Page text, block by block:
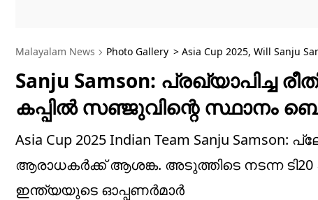
Malayalam News Photo Gallery > Asia Cup 2025, Will Sanju
Sanju Samson:
കപ്പില്‍ സഞ്ജുവിന്റെ സ്ഥാനം
Asia Cup 2025 Indian Team Sanju
ആരാധകര്‍ക്ക് ആശങ്ക. അടുത്തിടെ നടന്ന
ഇന്ത്യയുടെ ഓപ്പണര്‍മാര്‍